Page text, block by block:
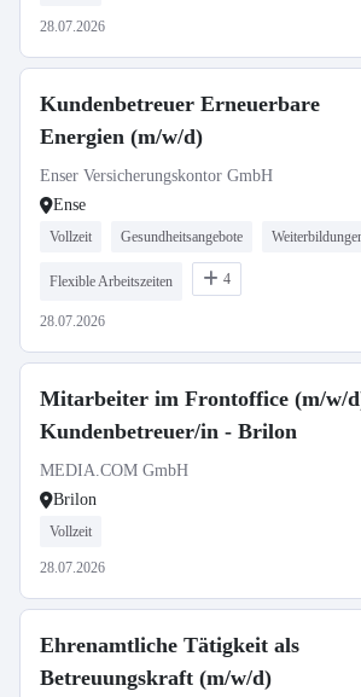
28.07.2026
Kundenbetreuer Erneuerbare
Energien (m/w/d)
Enser Versicherungskontor GmbH
Ense
Vollzeit Gesundheitsangebote
Flexible Arbeitszeiten 4
28.07.2026
Mitarbeiter im Frontoffice (m/w/
Kundenbetreuer/in - Brilon
MEDIA.COM GmbH
Brilon
Vollzeit
28.07.2026
Ehrenamtliche Tätigkeit als
Betreuungskraft (m/w/d)